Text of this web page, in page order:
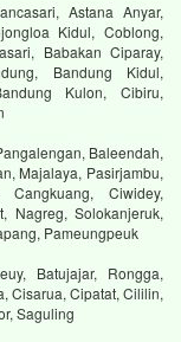
Astana Anyar,
Kidul, Coblong,
Babakan Ciparay,
Bandung Kidul,
Kulon, Cibiru,
Baleendah,
Majalaya, Pasirjambu,
Cangkuang, Ciwidey,
Nagreg, Solokanjeruk,
Pameungpeuk
Batujajar, Rongga,
Cisarua, Cipatat, Cililin,
Saguling